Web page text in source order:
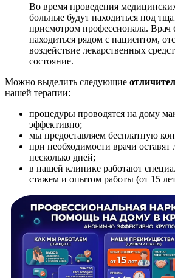
Во время проведения
больные будут находиться под
присмотром профессионала. Врач
находиться рядом с пациентом,
воздействие лекарственных
состояние.
Можно выделить следующие
нашей терапии:
процедуры проводятся на дому
эффективно;
мы предоставляем бесплатную
при необходимости врачи оставят
несколько дней;
в нашей клинике работают
стажем и опытом работы (от 15